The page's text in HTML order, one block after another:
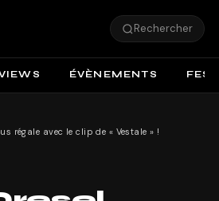
Rechercher
ÉVÈNEMENTS
régale avec le clip de « Vestale » !